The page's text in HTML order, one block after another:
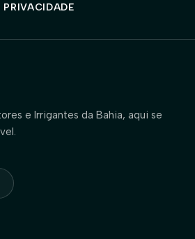
PRIVACIDADE
e Irrigantes da Bahia, aqui se